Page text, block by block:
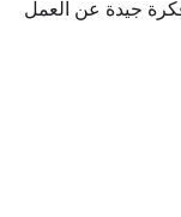
جيدة عن العمل